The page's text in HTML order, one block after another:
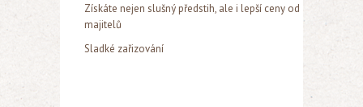
Získáte nejen slušný předstih, ale i lepší ceny od
majitelů
Sladké zařizování